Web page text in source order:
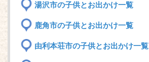
湯沢市の子供とお出かけ一覧
鹿角市の子供とお出かけ一覧
由利本荘市の子供とお出かけ一覧